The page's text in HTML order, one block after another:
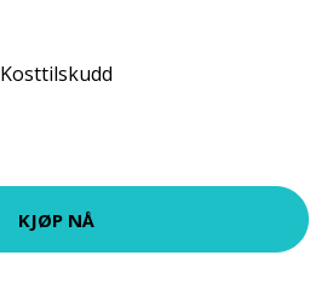
Kosttilskudd
KJØP NÅ